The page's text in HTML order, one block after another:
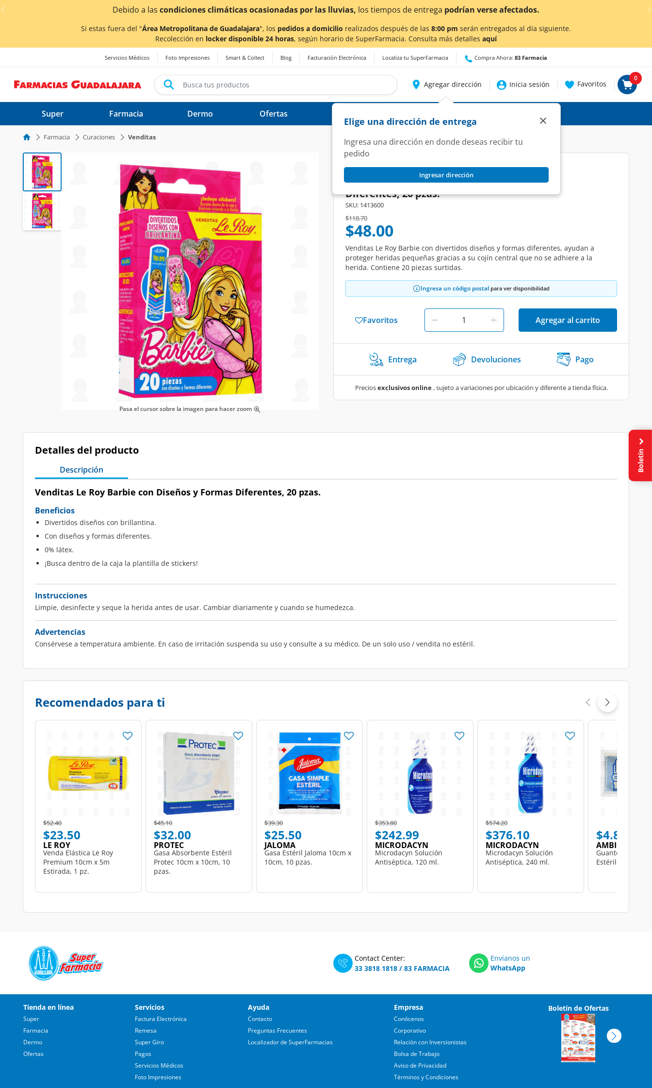
< div class="carousel-inner"> ¡Ahora también en Aguascalientes!Daclic aquípara conocer detalles.
Si estas fuera del "Área Metropolitana de Guadalajara", los pedidos a domicilio realizados después de las 8:00 pm serán entregados al día siguiente.
Recolección en locker disponible 24 horas, según horario de SuperFarmacia. Consulta más detalles aquí
Servicios Médicos Foto Impresiones Smart & Collect Blog Facturación Electrónica Localiza tu SuperFarmacia Compra Ahora: 83 Farmacia
Agregar dirección
Elige una dirección de entrega
Ingresa una dirección en donde deseas recibir tu
pedido
Ingresar dirección
×
Inicia sesión Favoritos
0
Super Farmacia Dermo Ofertas
Farmacia Curaciones Venditas
Pasa el cursor sobre la imagen para hacer zoom
LE ROY
Venditas Le Roy Barbie con Diseños y Formas
Diferentes, 20 pzas.
SKU: 1413600
Price reduced from
$118.70to
$48.00
Venditas Le Roy Barbie con divertidos diseños y formas diferentes, ayudan a
proteger heridas pequeñas gracias a su cojín central que no se adhiere a la
herida. Contiene 20 piezas surtidas.
Ingresa un código postal para ver disponibilidad
Favoritos Agregar al carrito
Entrega Devoluciones Pago
Preciosexclusivos online, sujeto a variaciones por ubicación y diferente a tienda física.
Detalles del producto
Descripción
Venditas Le Roy Barbie con Diseños y Formas Diferentes, 20 pzas.
Beneficios
Divertidos diseños con brillantina.
Con diseños y formas diferentes.
0% látex.
¡Busca dentro de la caja la plantilla de stickers!
Instrucciones
Limpie, desinfecte y seque la herida antes de usar. Cambiar diariamente y cuando se humedezca.
Advertencias
Consérvese a temperatura ambiente. En caso de irritación suspenda su uso y consulte a su médico. De un solo uso / vendita no estéril.
Recomendados para ti
Price reduced from
$52.40to
$23.50
LE ROY
Venda Elástica Le Roy
Premium 10cm x 5m
Estirada, 1 pz.
Price reduced from
$45.10to
$32.00
PROTEC
Gasa Absorbente Estéril
Protec 10cm x 10cm, 10
pzas.
Price reduced from
$39.30to
$25.50
JALOMA
Gasa Estéril Jaloma 10cm x
10cm, 10 pzas.
Price reduced from
$353.80to
$242.99
MICRODACYN
Microdacyn Solución
Antiséptica, 120 ml.
Price reduced from
$574.20to
$376.10
MICRODACYN
Microdacyn Solución
Antiséptica, 240 ml.
$4.80
AMBIDERM
Guante de
Estéril Mediano,
Contact Center:
33 3818 1818 / 83 FARMACIA
Envíanos un
WhatsApp
Tienda en línea
Super
Farmacia
Dermo
Ofertas
Servicios
Factura Electrónica
Remesa
Super Giro
Pagos
Servicios Médicos
Foto Impresiones
Ayuda
Contacto
Preguntas Frecuentes
Localizador de SuperFarmacias
Empresa
Conócenos
Corporativo
Relación con Inversionistas
Bolsa de Trabajo
Aviso de Privacidad
Términos y Condiciones
Boletín de Ofertas
Boletín